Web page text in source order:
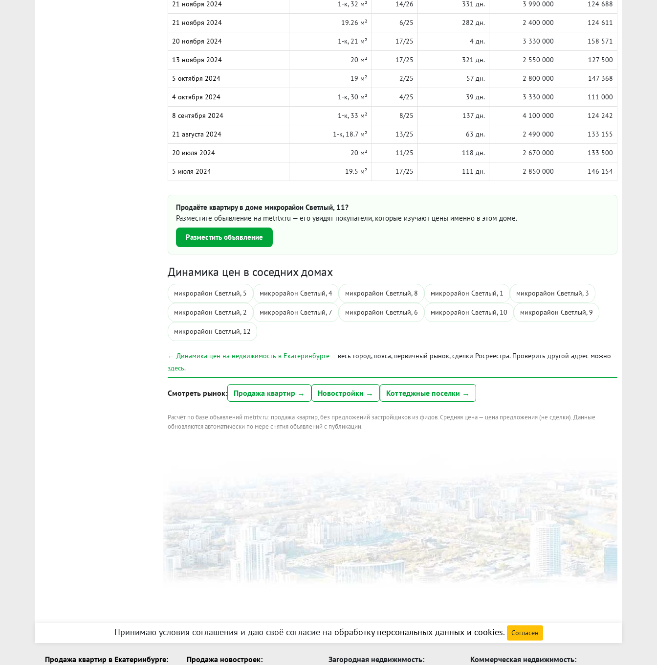
21 ноября 2024 1-к, 32 м² 14/26 331 дн. 3 990 000 124 688
21 ноября 2024 19.26 м² 6/25 282 дн. 2 400 000 124 611
20 ноября 2024 1-к, 21 м² 17/25 4 дн. 3 330 000 158 571
13 ноября 2024 20 м² 17/25 321 дн. 2 550 000 127 500
5 октября 2024 19 м² 2/25 57 дн. 2 800 000 147 368
4 октября 2024 1-к, 30 м² 4/25 39 дн. 3 330 000 111 000
8 сентября 2024 1-к, 33 м² 8/25 137 дн. 4 100 000 124 242
21 августа 2024 1-к, 18.7 м² 13/25 63 дн. 2 490 000 133 155
20 июля 2024 20 м² 11/25 118 дн. 2 670 000 133 500
5 июля 2024 19.5 м² 17/25 111 дн. 2 850 000 146 154
Продаёте квартиру в доме микрорайон Светлый, 11?
Разместите объявление на metrtv.ru — его увидят покупатели, которые изучают цены именно в этом доме.
Разместить объявление
Динамика цен в соседних домах
микрорайон Светлый, 5 микрорайон Светлый, 4 микрорайон Светлый, 8 микрорайон Светлый, 1 микрорайон Светлый, 3
микрорайон Светлый, 2 микрорайон Светлый, 7 микрорайон Светлый, 6 микрорайон Светлый, 10 микрорайон Светлый, 9
микрорайон Светлый, 12
← Динамика цен на недвижимость в Екатеринбурге — весь город, пояса, первичный рынок, сделки Росреестра. Проверить другой адрес можно
здесь.
Смотреть рынок: Продажа квартир → Новостройки → Коттеджные поселки →
Расчёт по базе объявлений metrtv.ru: продажа квартир, без предложений застройщиков из фидов. Средняя цена — цена предложения (не сделки). Данные
обновляются автоматически по мере снятия объявлений с публикации.
Принимаю условия соглашения и даю своё согласие на обработку персональных данных и cookies. Согласен
Продажа квартир в Екатеринбурге: Продажа новостроек: Загородная недвижимость: Коммерческая недвижимость: